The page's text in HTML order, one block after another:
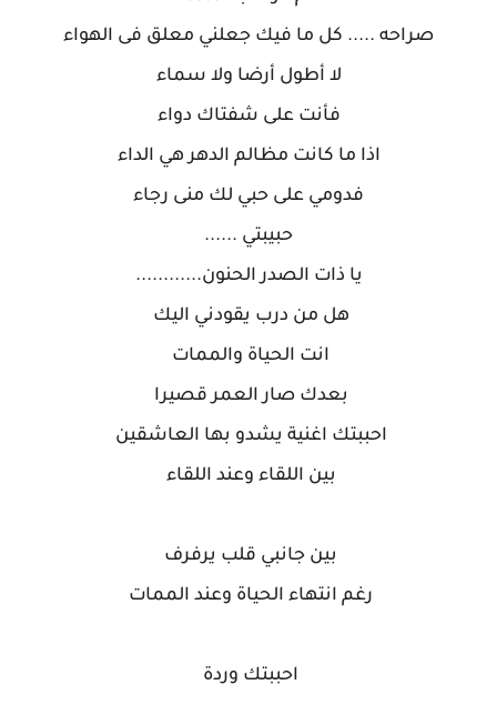
صراحه ..... كل ما فيك جعلني معلق فى الهواء
لا أطول أرضا ولا سماء
فأنت على شفتاك دواء
اذا ما كانت مظالم الدهر هي الداء
فدومي على حبي لك منى رجاء
حبيبتي ......
يا ذات الصدر الحنون............
هل من درب يقودني اليك
انت الحياة والممات
بعدك صار العمر قصيرا
احببتك اغنية يشدو بها العاشقين
بين اللقاء وعند اللقاء
بين جانبي قلب يرفرف
رغم انتهاء الحياة وعند الممات
احببتك وردة